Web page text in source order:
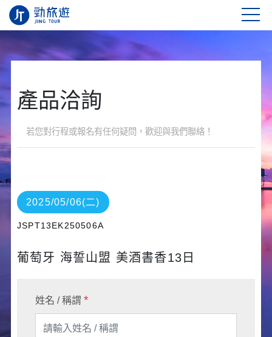
產品洽詢
若您對行程或報名有任何疑問，歡迎與我們聯絡！
2025/05/06(二)
JSPT13EK250506A
葡萄牙 海誓山盟 美酒書香13日
姓名 / 稱謂 *